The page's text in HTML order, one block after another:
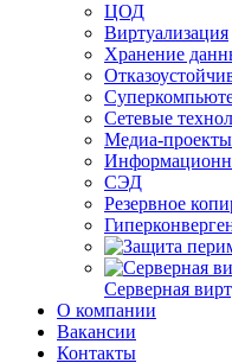
ЦОД
Виртуализация
Хранение
Сетевые
Медиа-проекты
СЭД
Резервное
Серверная
О компании
Вакансии
Контакты